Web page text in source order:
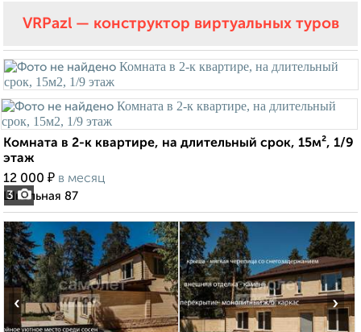
VRPazl — конструктор виртуальных туров
3
Комната в 2-к квартире, на длительный срок, 15м², 1/9
этаж
12 000 ₽ в месяц
Школьная 87
‹ ›